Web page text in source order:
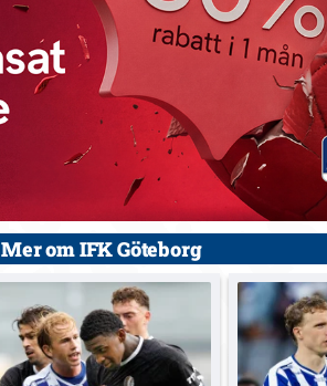
Mer om IFK Göteborg